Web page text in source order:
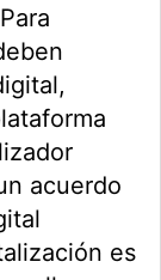
acuerdo
es